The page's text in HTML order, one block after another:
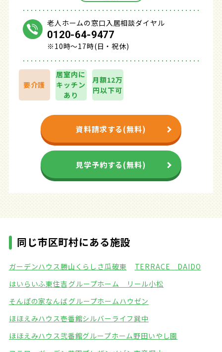
老人ホームの窓口入居相談ダイヤル
0120-64-9477
※10時～17時(日・祝休)
要介護
居室内に
キッチン
あり
月額12万
円以下可
資料請求する(無料)
見学予約する(無料)
同じ市区町村にある施設
ガーデンハウス勝山 くらしさ瓜破東
TERRACE DAIDO
はいらいふ東住吉 グループホーム リール小松
そんぽの家なんばグループホームハウゼン
ほほえみハウス壱番館シルバーライフ巽中
ほほえみハウス弐番館グループホーム野田いやし園